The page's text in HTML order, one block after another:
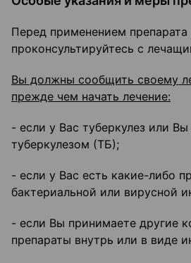
Перед применением
проконсультируйтесь с
Вы должны сообщить своему
прежде чем начать лечение:
- если у Вас туберкулез или
туберкулезом (ТБ);
- если у Вас есть какие-либо
бактериальной или вирусной
- если Вы принимаете другие
препараты внутрь или в виде